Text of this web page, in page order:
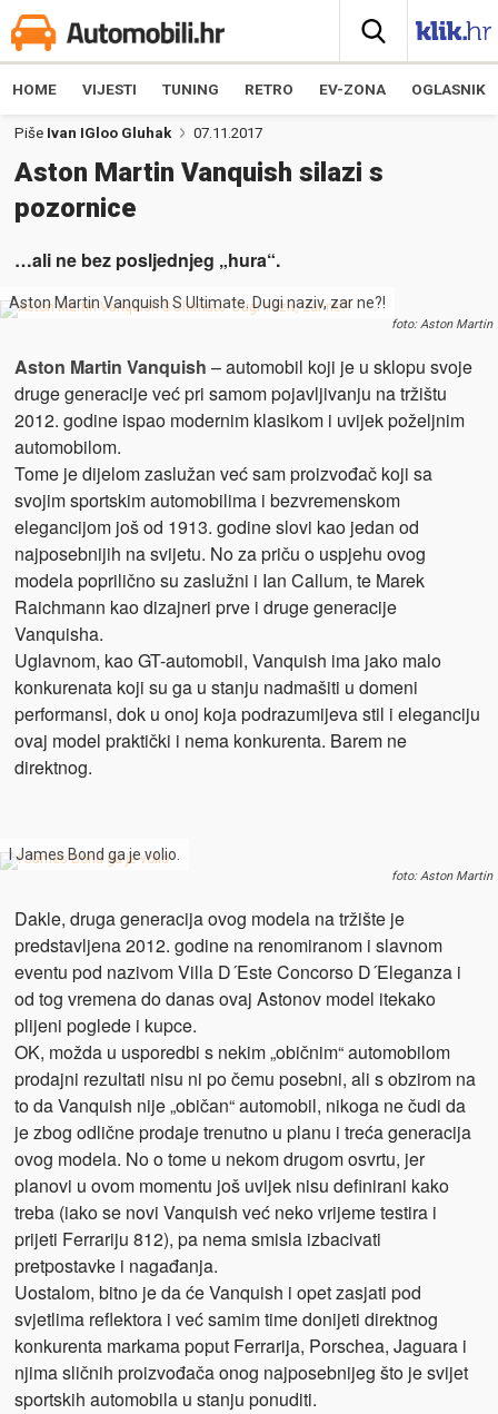
HOME VIJESTI TUNING RETRO EV-ZONA OGLASNIK
Piše Ivan IGloo Gluhak 07.11.2017
Aston Martin Vanquish silazi s
pozornice
…ali ne bez posljednjeg „hura“.
Aston Martin Vanquish S Ultimate. Dugi naziv, zar ne?!
foto: Aston Martin
Aston Martin Vanquish – automobil koji je u sklopu svoje
druge generacije već pri samom pojavljivanju na tržištu
2012. godine ispao modernim klasikom i uvijek poželjnim
automobilom.
Tome je dijelom zaslužan već sam proizvođač koji sa
svojim sportskim automobilima i bezvremenskom
elegancijom još od 1913. godine slovi kao jedan od
najposebnijih na svijetu. No za priču o uspjehu ovog
modela poprilično su zaslužni i Ian Callum, te Marek
Raichmann kao dizajneri prve i druge generacije
Vanquisha.
Uglavnom, kao GT-automobil, Vanquish ima jako malo
konkurenata koji su ga u stanju nadmašiti u domeni
performansi, dok u onoj koja podrazumijeva stil i eleganciju
ovaj model praktički i nema konkurenta. Barem ne
direktnog.
I James Bond ga je volio.
foto: Aston Martin
Dakle, druga generacija ovog modela na tržište je
predstavljena 2012. godine na renomiranom i slavnom
eventu pod nazivom Villa D´Este Concorso D´Eleganza i
od tog vremena do danas ovaj Astonov model itekako
plijeni poglede i kupce.
OK, možda u usporedbi s nekim „običnim“ automobilom
prodajni rezultati nisu ni po čemu posebni, ali s obzirom na
to da Vanquish nije „običan“ automobil, nikoga ne čudi da
je zbog odlične prodaje trenutno u planu i treća generacija
ovog modela. No o tome u nekom drugom osvrtu, jer
planovi u ovom momentu još uvijek nisu definirani kako
treba (iako se novi Vanquish već neko vrijeme testira i
prijeti Ferrariju 812), pa nema smisla izbacivati
pretpostavke i nagađanja.
Uostalom, bitno je da će Vanquish i opet zasjati pod
svjetlima reflektora i već samim time donijeti direktnog
konkurenta markama poput Ferrarija, Porschea, Jaguara i
njima sličnih proizvođača onog najposebnijeg što je svijet
sportskih automobila u stanju ponuditi.